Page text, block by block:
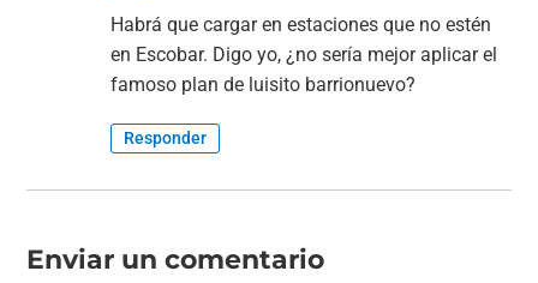
Habrá que cargar en estaciones que no estén
en Escobar. Digo yo, ¿no sería mejor aplicar el
famoso plan de luisito barrionuevo?
Responder
Enviar un comentario